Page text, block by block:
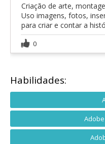
Criação de arte,
Uso imagens, fotos,
para criar e contar a
0
Habilidades: